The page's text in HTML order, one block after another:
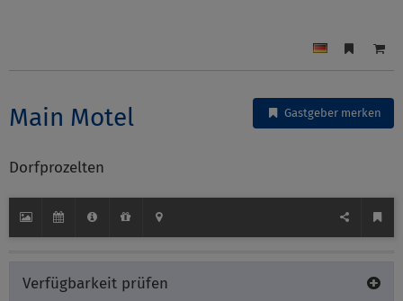
Main Motel Gastgeber merken
Dorfprozelten
Verfügbarkeit prüfen